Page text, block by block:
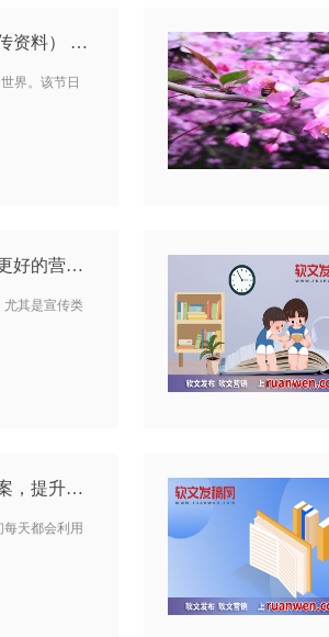
资料） …
界。该节日
写软文时，牢记这些规则，让你拥有更好的营销效果…
尤其是宣传类
软文写作：如何写出吸引人的护肤文案，提升阅读流量？…
天都会利用